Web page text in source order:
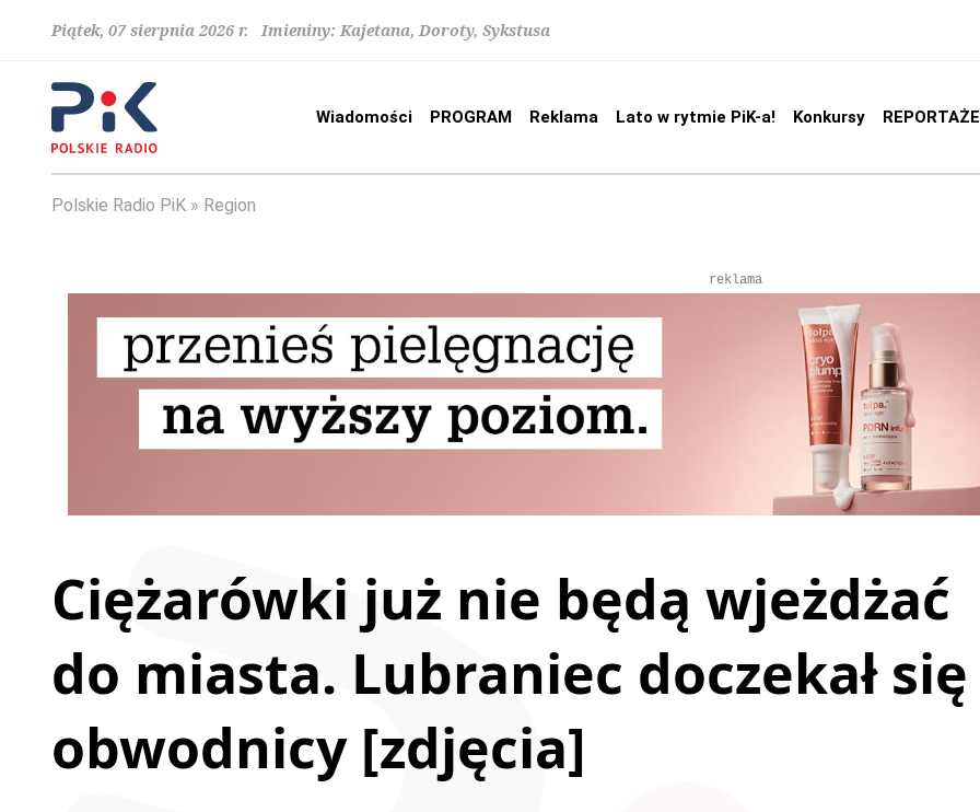
Piątek, 07 sierpnia 2026 r. Imieniny: Kajetana, Doroty, Sykstusa
Wiadomości PROGRAM Reklama Lato w rytmie PiK-a! Konkursy REPORTAŻE
Polskie Radio PiK Region
reklama
Ciężarówki już nie będą wjeżdżać
do miasta. Lubraniec doczekał się
obwodnicy [zdjęcia]